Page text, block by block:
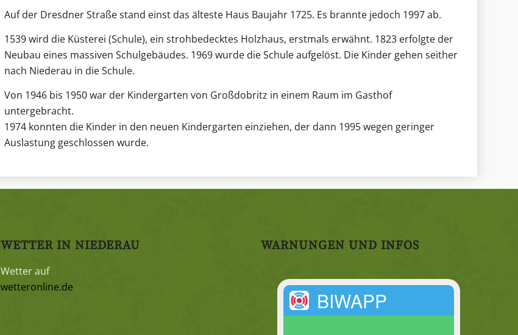
Auf der Dresdner Straße stand einst das älteste Haus Baujahr 1725. Es brannte jedoch 1997 ab.
1539 wird die Küsterei (Schule), ein strohbedecktes Holzhaus, erstmals erwähnt. 1823 erfolgte der
Neubau eines massiven Schulgebäudes. 1969 wurde die Schule aufgelöst. Die Kinder gehen seither
nach Niederau in die Schule.
Von 1946 bis 1950 war der Kindergarten von Großdobritz in einem Raum im Gasthof
untergebracht.
1974 konnten die Kinder in den neuen Kindergarten einziehen, der dann 1995 wegen geringer
Auslastung geschlossen wurde.
WETTER IN NIEDERAU
Wetter auf
wetteronline.de
WARNUNGEN UND INFOS
BIWAPP